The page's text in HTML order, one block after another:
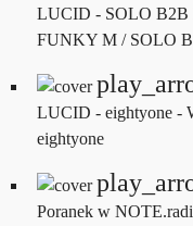
LUCID - SOLO B2B
FUNKY M / SOLO
LUCID - eightyone -
eightyone
Poranek w